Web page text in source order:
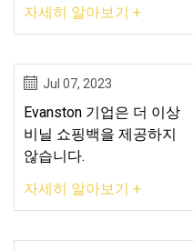
자세히 알아보기 +
Jul 07, 2023
Evanston 기업은 더 이상
비닐 쇼핑백을 제공하지
않습니다.
자세히 알아보기 +